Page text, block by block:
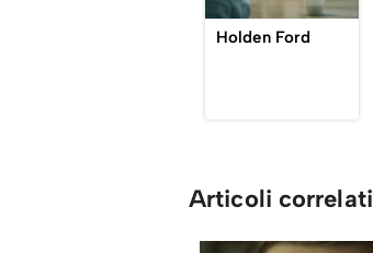
Holden Ford
Articoli correlati